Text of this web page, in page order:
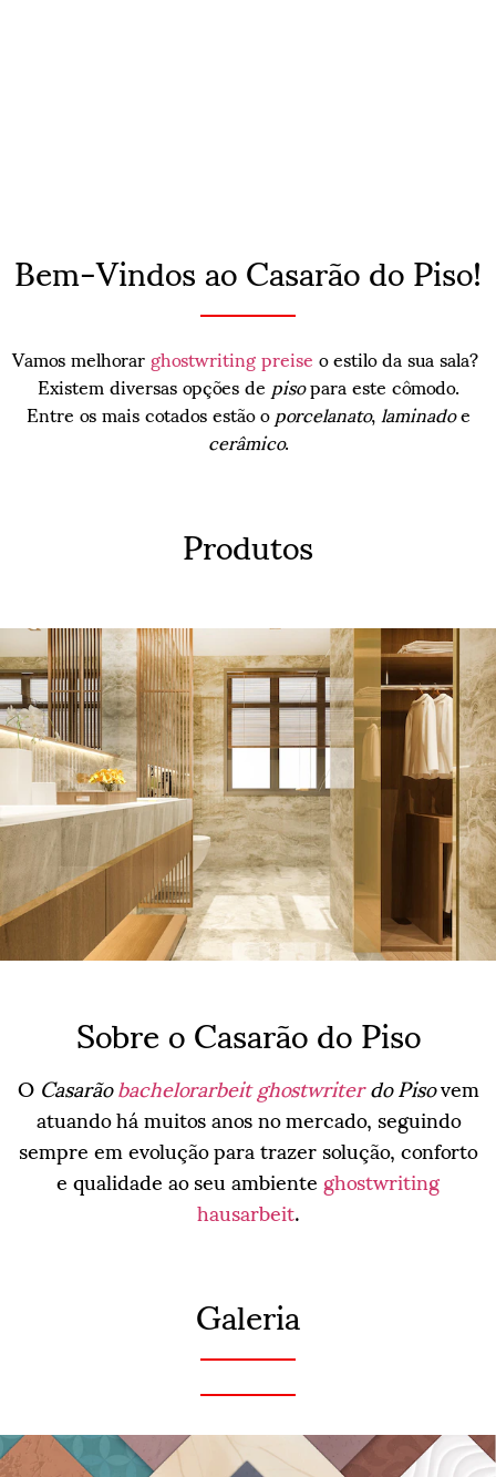
Bem-Vindos ao Casarão do Piso!
Vamos melhorarghostwriting preiseo estilo da sua sala?
Existem diversas opções depisopara este cômodo.
Entre os mais cotados estão oporcelanato,laminadoe
cerâmico.
Produtos
Sobre o Casarão do Piso
OCasarãobachelorarbeit ghostwriterdo Pisovem
atuando há muitos anos no mercado, seguindo
sempre em evolução para trazer solução, conforto
e qualidade ao seu ambienteghostwriting
hausarbeit.
Galeria